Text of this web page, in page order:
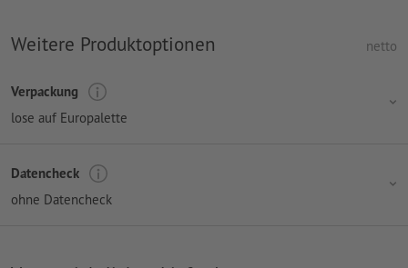
Weitere Produktoptionen netto
Verpackung
lose auf Europalette
Datencheck
ohne Datencheck